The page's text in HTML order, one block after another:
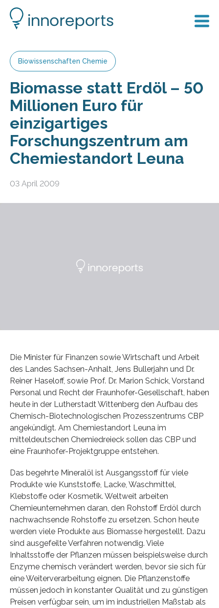
Biowissenschaften Chemie
Biomasse statt Erdöl – 50
Millionen Euro für
einzigartiges
Forschungszentrum am
Chemiestandort Leuna
03 April 2009
Die Minister für Finanzen sowie Wirtschaft und Arbeit
des Landes Sachsen-Anhalt, Jens Bullerjahn und Dr.
Reiner Haseloff, sowie Prof. Dr. Marion Schick, Vorstand
Personal und Recht der Fraunhofer-Gesellschaft, haben
heute in der Lutherstadt Wittenberg den Aufbau des
Chemisch-Biotechnologischen Prozesszentrums CBP
angekündigt. Am Chemiestandort Leuna im
mitteldeutschen Chemiedreieck sollen das CBP und
eine Fraunhofer-Projektgruppe entstehen.
Das begehrte Mineralöl ist Ausgangsstoff für viele
Produkte wie Kunststoffe, Lacke, Waschmittel,
Klebstoffe oder Kosmetik. Weltweit arbeiten
Chemieunternehmen daran, den Rohstoff Erdöl durch
nachwachsende Rohstoffe zu ersetzen. Schon heute
werden viele Produkte aus Biomasse hergestellt. Dazu
sind ausgefeilte Verfahren notwendig. Viele
Inhaltsstoffe der Pflanzen müssen beispielsweise durch
Enzyme chemisch verändert werden, bevor sie sich für
eine Weiterverarbeitung eignen. Die Pflanzenstoffe
müssen jedoch in konstanter Qualität und zu günstigen
Preisen verfügbar sein, um im industriellen Maßstab als